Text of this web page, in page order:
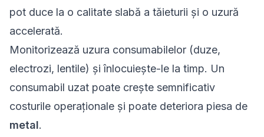
pot duce la o calitate slabă a tăieturii și o uzură
accelerată.
Monitorizează uzura consumabilelor (duze,
electrozi, lentile) și înlocuiește-le la timp. Un
consumabil uzat poate crește semnificativ
costurile operaționale și poate deteriora piesa de
metal.